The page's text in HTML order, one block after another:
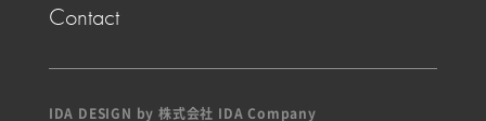
Contact
IDA DESIGN by 株式会社 IDA Company